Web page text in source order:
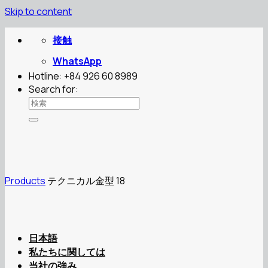
Skip to content
接触
WhatsApp
Hotline: +84 926 60 8989
Search for:
日本語
私たちに関しては
Products テクニカル金型 18